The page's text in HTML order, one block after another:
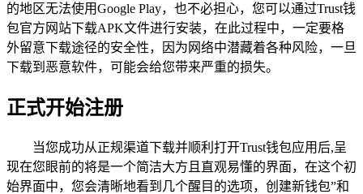
的地区无法使用Google Play，也不必担心，您可以通过Trust钱
包官方网站下载APK文件进行安装，在此过程中，一定要格
外留意下载途径的安全性，因为网络中潜藏着各种风险，一旦
下载到恶意软件，可能会给您带来严重的损失。
正式开始注册
当您成功从正规渠道下载并顺利打开Trust钱包应用后,呈
现在您眼前的将是一个简洁大方且直观易懂的界面，在这个初
始界面中，您会清晰地看到几个醒目的选项，创建新钱包”和